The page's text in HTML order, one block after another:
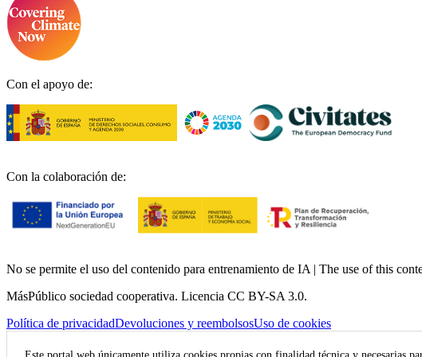
Con el apoyo de:
Con la colaboración de:
No se permite el uso del contenido para entrenamiento de IA | The use of this
MásPúblico sociedad cooperativa. Licencia CC BY-SA 3.0.
Política de privacidadDevoluciones y reembolsosUso de cookies